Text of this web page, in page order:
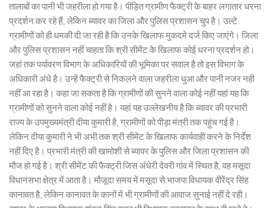
तालाबों का पानी भी जहरीला हो गया है। पीड़ित ग्रामीण फैक्ट्री के बाहर लगातार धरना
प्रदर्शन कर रहे हैं, लेकिन ब्यावर का जिला और पुलिस प्रशासन चुप है। उल्टे
ग्रामीणों को ही धमकी दी जा रही है कि उनके खिलाफ मुकदमे दर्ज किए जाएंगे। जिला
और पुलिस प्रशासन नहीं चाहता कि श्री सीमेंट के खिलाफ कोई धरना प्रदर्शन हो।
जहां तक पर्यावरण विभाग के अधिकारियों की भूमिका पर सवाल है तो इस विभाग के
अधिकारी अंधे है। उन्हें फैक्ट्री से निकलने वाला जहरीला धुआ और पानी नजर नही
नहीं आ रहा है। कहा जा सकता है कि ग्रामीणों की सुनने वाला कोई नहीं यहां यह कि
ग्रामीणों को सुनने वाला कोई नहीं है। यहां यह उल्लेखनीय है कि ब्यावर की प्रभारी
राज्य के उपमुख्यमंत्री दीया कुमारी है, ग्रामीणों को पीड़ा मंत्री तक पहुंच गई है।
लेकिन दीया कुमारी ने भी अभी तक श्री सीमेंट के खिलाफ कार्यवाही करने के निर्देश
नहीं दिए है। प्रभारी मंत्री की खामोशी से ब्यावर के पुलिस और जिला प्रशासन की
मौज हो गई है। श्री सीमेंट की फैक्ट्री जिस अंधेरी देवरी गांव में स्थित है, वह मसूदा
विधानसभा क्षेत्र में आता है। मौजूदा समय में मसूदा से भाजपा विधायक वीरेंद्र सिंह
कानावत है, लेकिन कानावत के कानों में भी ग्रामीणों की आवाज सुनाई नहीं दे रही।